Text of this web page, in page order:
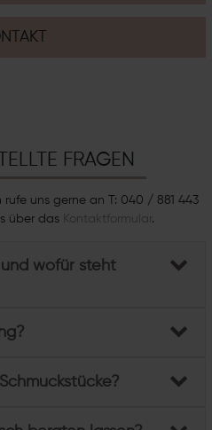
FRAGEN
uns gerne an T: 040 / 881 443
über das
Kontaktformular.
wofür steht